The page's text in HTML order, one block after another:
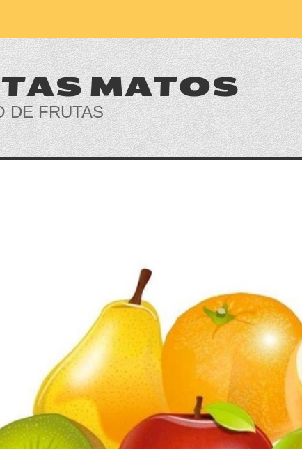
MATOS
DE FRUTAS